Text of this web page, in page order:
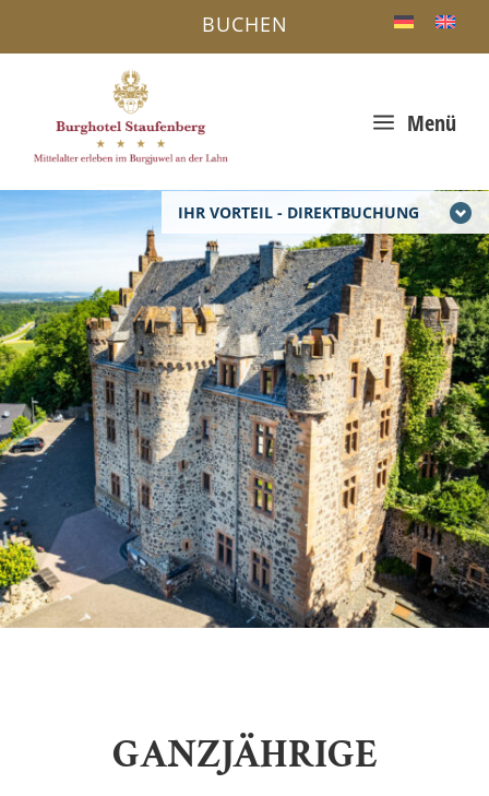
IHR VORTEIL - DIREKTBUCHUNG
a Menü
BUCHEN
GANZJÄHRIGE